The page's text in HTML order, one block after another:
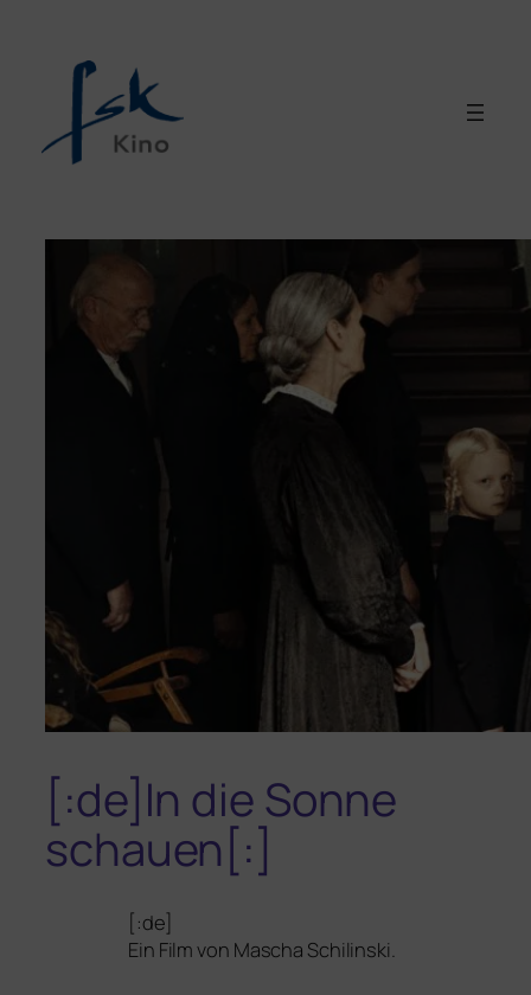
[:de]In die Sonne
schauen[:]
[:de]
Ein Film von Mascha Schilinski.